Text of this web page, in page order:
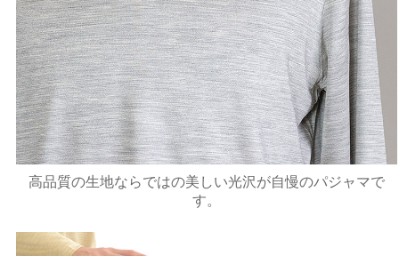
高品質の生地ならではの美しい光沢が自慢のパジャマで
す。